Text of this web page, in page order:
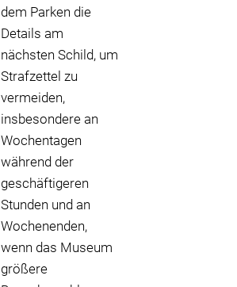
dem Parken die
Details am
nächsten Schild, um
Strafzettel zu
vermeiden,
insbesondere an
Wochentagen
während der
geschäftigeren
Stunden und an
Wochenenden,
wenn das Museum
größere